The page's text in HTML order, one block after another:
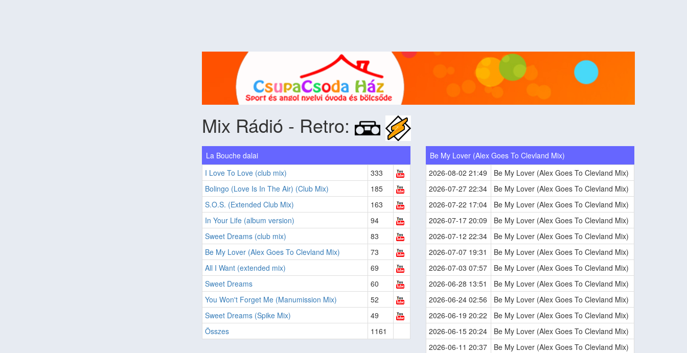
Mix Rádió - Retro:
La Bouche dalai
I Love To Love (club mix)
333
Bolingo (Love Is In The Air) (Club Mix)
185
S.O.S. (Extended Club Mix)
163
In Your Life (album version)
94
Sweet Dreams (club mix)
83
Be My Lover (Alex Goes To Clevland Mix)
73
All I Want (extended mix)
69
Sweet Dreams
60
You Won't Forget Me (Manumission Mix)
52
Sweet Dreams (Spike Mix)
49
Összes
1161
Be My Lover (Alex Goes To Clevland Mix)
2026-08-02 21:49
Be My Lover (Alex Goes To Clevland Mix)
2026-07-27 22:34
Be My Lover (Alex Goes To Clevland Mix)
2026-07-22 17:04
Be My Lover (Alex Goes To Clevland Mix)
2026-07-17 20:09
Be My Lover (Alex Goes To Clevland Mix)
2026-07-12 22:34
Be My Lover (Alex Goes To Clevland Mix)
2026-07-07 19:31
Be My Lover (Alex Goes To Clevland Mix)
2026-07-03 07:57
Be My Lover (Alex Goes To Clevland Mix)
2026-06-28 13:51
Be My Lover (Alex Goes To Clevland Mix)
2026-06-24 02:56
Be My Lover (Alex Goes To Clevland Mix)
2026-06-19 20:22
Be My Lover (Alex Goes To Clevland Mix)
2026-06-15 20:24
Be My Lover (Alex Goes To Clevland Mix)
2026-06-11 20:37
Be My Lover (Alex Goes To Clevland Mix)